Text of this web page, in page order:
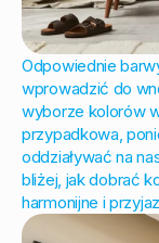
Odpowiednie
wprowadzić do
wyborze kolorów
przypadkowa,
oddziaływać na
bliżej, jak dobrać
harmonijne i